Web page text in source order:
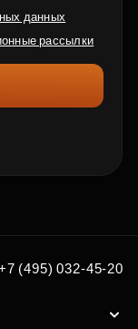
данных
рассылки
(495) 032-45-20